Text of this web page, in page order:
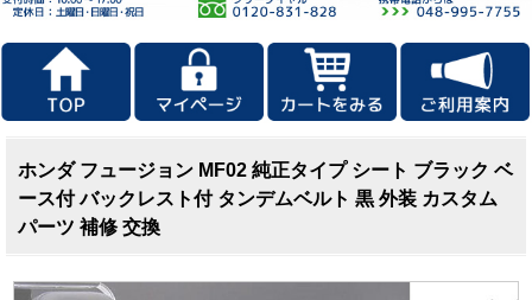
ホンダ フュージョン MF02 純正タイプ シート ブラック ベ
ース付 バックレスト付 タンデムベルト 黒 外装 カスタム
パーツ 補修 交換